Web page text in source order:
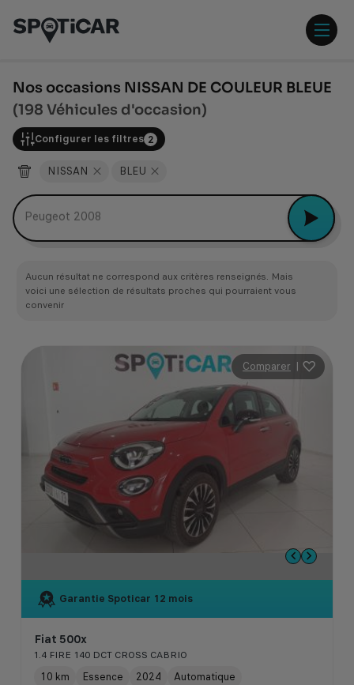
contenu
pied
Nos occasions NISSAN DE COULEUR BLEUE
(198 Véhicules d'occasion)
Configurer les filtres 2
NISSAN BLEU
Peugeot 2008
Aucun résultat ne correspond aux critères renseignés. Mais
voici une sélection de résultats proches qui pourraient vous
convenir
Comparer |
Garantie Spoticar 12 mois
Fiat 500x
1.4 FIRE 140 DCT CROSS CABRIO
10 km Essence 2024 Automatique